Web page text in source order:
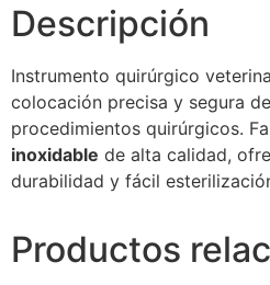
Descripción
Instrumento quirúrgico
colocación precisa y segura
procedimientos quirúrgicos.
inoxidable de alta calidad,
durabilidad y fácil
Productos